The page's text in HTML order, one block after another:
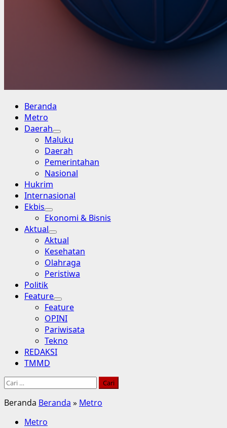
Primary
Menu
Beranda
Metro
Daerah
Maluku
Daerah
Pemerintahan
Nasional
Hukrim
Internasional
Ekbis
Ekonomi & Bisnis
Aktual
Aktual
Kesehatan
Olahraga
Peristiwa
Politik
Feature
Feature
OPINI
Pariwisata
Tekno
REDAKSI
TMMD
Cari
Beranda Beranda » Metro
Metro